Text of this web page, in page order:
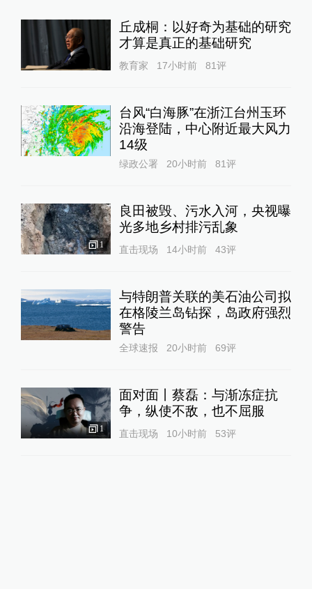
丘成桐：以好奇为基础的研究
才算是真正的基础研究
教育家 17小时前 81评
台风“白海豚”在浙江台州玉环
沿海登陆，中心附近最大风力
14级
绿政公署 20小时前 81评
1
良田被毁、污水入河，央视曝
光多地乡村排污乱象
直击现场 14小时前 43评
与特朗普关联的美石油公司拟
在格陵兰岛钻探，岛政府强烈
警告
全球速报 20小时前 69评
1
面对面丨蔡磊：与渐冻症抗
争，纵使不敌，也不屈服
直击现场 10小时前 53评